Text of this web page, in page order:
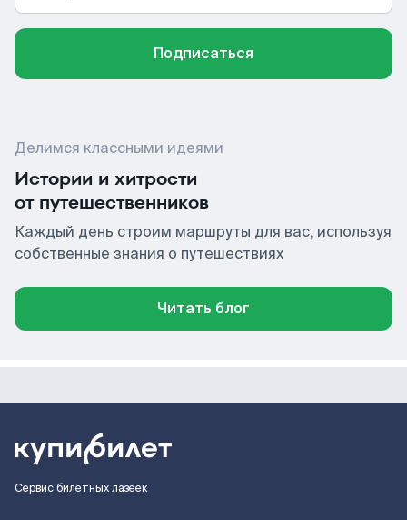
Подписаться
Делимся классными идеями
Истории и хитрости
от путешественников
Каждый день строим маршруты для вас, используя
собственные знания о путешествиях
Читать блог
Сервис билетных лазеек